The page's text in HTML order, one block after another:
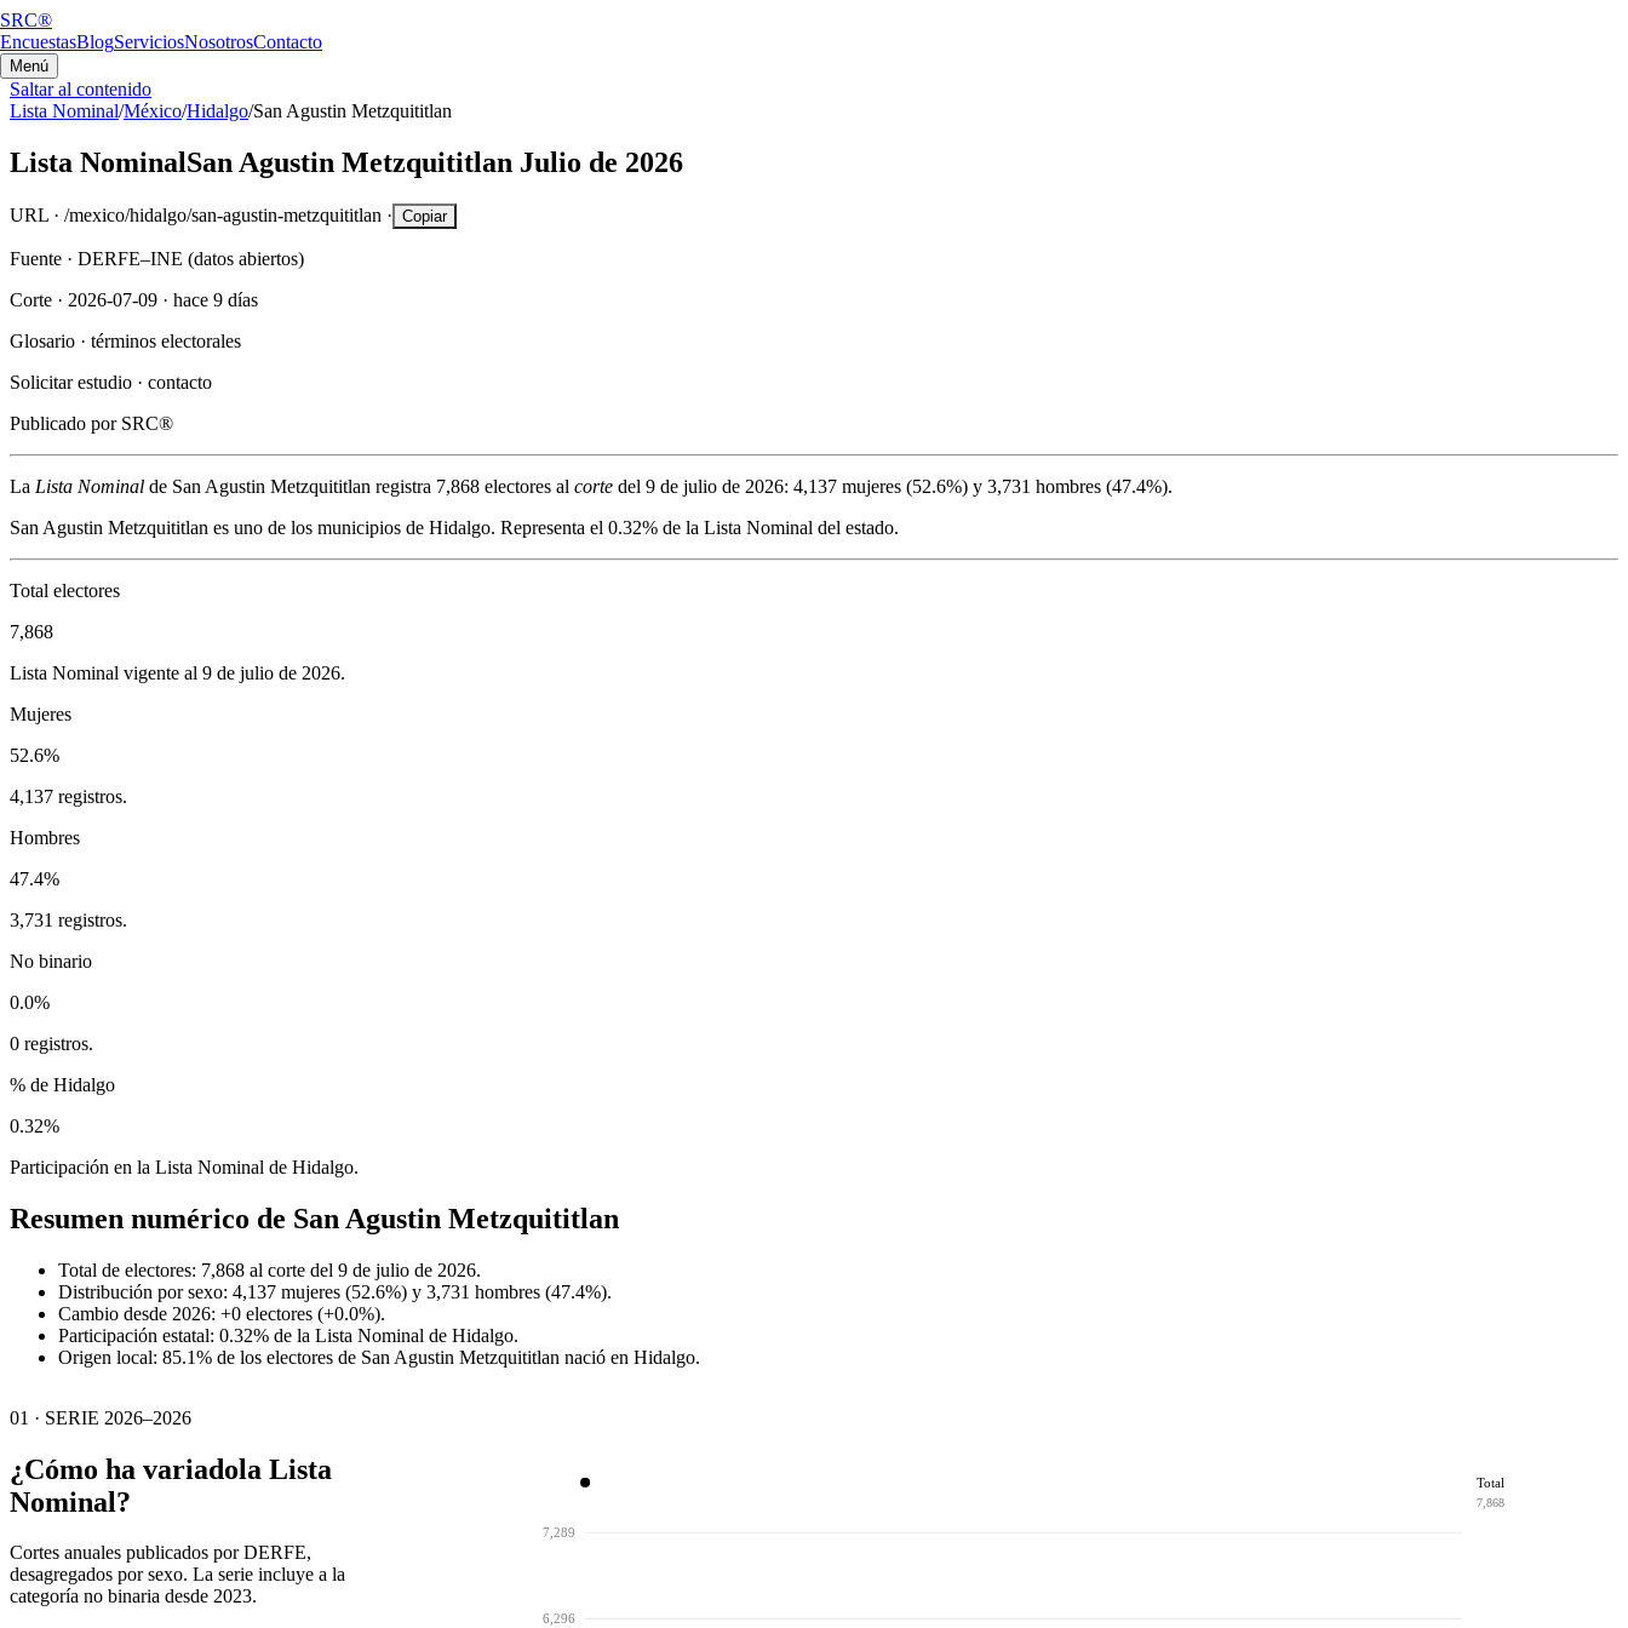
SRC®
EncuestasBlogServiciosNosotrosContacto
Menú
Saltar al contenido
Lista Nominal/México/Hidalgo/San Agustin Metzquititlan
Lista NominalSan Agustin Metzquititlan Julio de 2026
URL · /mexico/hidalgo/san-agustin-metzquititlan · Copiar
Fuente · DERFE–INE (datos abiertos)
Corte · 2026-07-09 · hace 9 días
Glosario · términos electorales
Solicitar estudio · contacto
Publicado por SRC®
La Lista Nominal de San Agustin Metzquititlan registra 7,868 electores al corte del 9 de julio de 2026: 4,137 mujeres (52.6%) y 3,731 hombres (47.4%).
San Agustin Metzquititlan es uno de los municipios de Hidalgo. Representa el 0.32% de la Lista Nominal del estado.
Total electores
7,868
Lista Nominal vigente al 9 de julio de 2026.
Mujeres
52.6%
4,137 registros.
Hombres
47.4%
3,731 registros.
No binario
0.0%
0 registros.
% de Hidalgo
0.32%
Participación en la Lista Nominal de Hidalgo.
Resumen numérico de San Agustin Metzquititlan
Total de electores: 7,868 al corte del 9 de julio de 2026.
Distribución por sexo: 4,137 mujeres (52.6%) y 3,731 hombres (47.4%).
Cambio desde 2026: +0 electores (+0.0%).
Participación estatal: 0.32% de la Lista Nominal de Hidalgo.
Origen local: 85.1% de los electores de San Agustin Metzquititlan nació en Hidalgo.
01 · SERIE 2026–2026
¿Cómo ha variadola Lista
Nominal?
Cortes anuales publicados por DERFE,
desagregados por sexo. La serie incluye a la
categoría no binaria desde 2023.
6,296
7,289
Total
7,868